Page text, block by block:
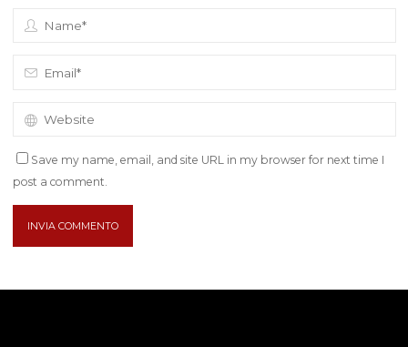
Save my name, email, and site URL in my browser for next time I
post a comment.